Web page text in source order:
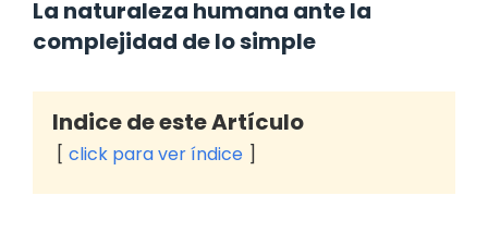
La naturaleza humana ante la
complejidad de lo simple
Indice de este Artículo
click para ver índice